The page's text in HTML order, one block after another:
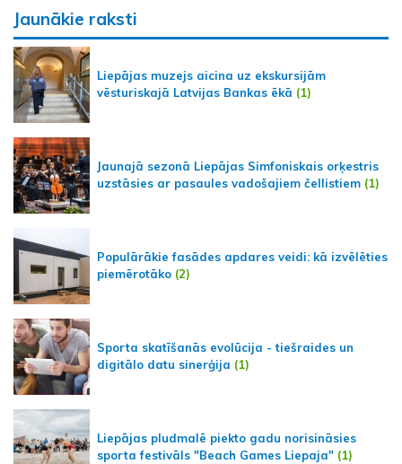
Jaunākie raksti
Liepājas muzejs aicina uz ekskursijām
vēsturiskajā Latvijas Bankas ēkā (1)
Jaunajā sezonā Liepājas Simfoniskais orķestris
uzstāsies ar pasaules vadošajiem čellistiem (1)
Populārākie fasādes apdares veidi: kā izvēlēties
piemērotāko (2)
Sporta skatīšanās evolūcija - tiešraides un
digitālo datu sinerģija (1)
Liepājas pludmalē piekto gadu norisināsies
sporta festivāls "Beach Games Liepaja" (1)